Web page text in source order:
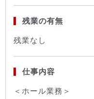
残業の有無
残業なし
仕事内容
＜ホール業務＞